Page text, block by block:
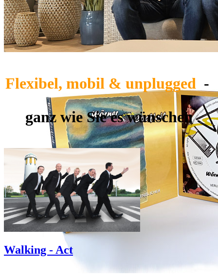
Flexibel, mobil & unplugged -
ganz wie Sie es wünschen
Walking - Act